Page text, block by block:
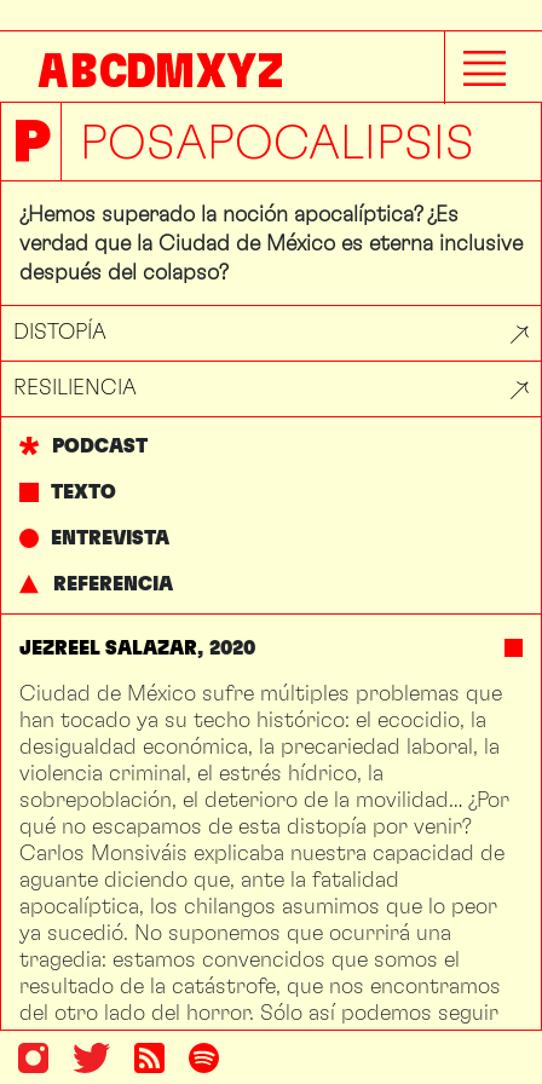
ABCDMXYZ
P POSAPOCALIPSIS
¿Hemos superado la noción apocalíptica? ¿Es
verdad que la Ciudad de México es eterna inclusive
después del colapso?
PODCAST
TEXTO
ENTREVISTA
REFERENCIA
DISTOPÍA
RESILIENCIA
JEZREEL SALAZAR 2020
Ciudad de México sufre múltiples problemas que
han tocado ya su techo histórico: el ecocidio, la
desigualdad económica, la precariedad laboral, la
violencia criminal, el estrés hídrico, la
sobrepoblación, el deterioro de la movilidad… ¿Por
qué no escapamos de esta distopía por venir?
Carlos Monsiváis explicaba nuestra capacidad de
aguante diciendo que, ante la fatalidad
apocalíptica, los chilangos asumimos que lo peor
ya sucedió. No suponemos que ocurrirá una
tragedia: estamos convencidos que somos el
resultado de la catástrofe, que nos encontramos
del otro lado del horror. Sólo así podemos seguir
aquí. Se trata de un autoengaño, por supuesto,
pero no por ello menos funcional.